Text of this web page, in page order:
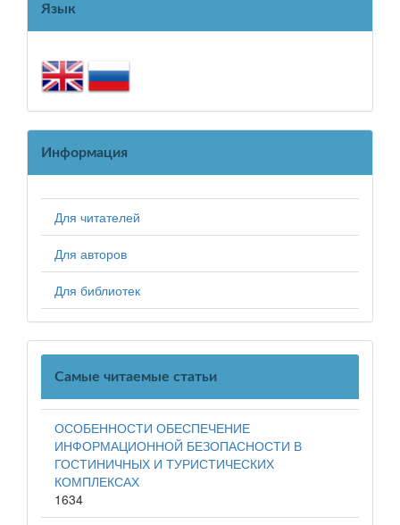
Язык
Информация
Для читателей
Для авторов
Для библиотек
Самые читаемые статьи
ОСОБЕННОСТИ ОБЕСПЕЧЕНИЕ
ИНФОРМАЦИОННОЙ БЕЗОПАСНОСТИ В
ГОСТИНИЧНЫХ И ТУРИСТИЧЕСКИХ
КОМПЛЕКСАХ
1634